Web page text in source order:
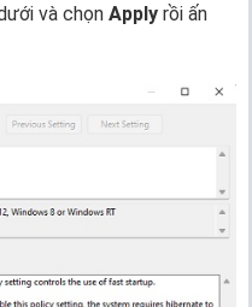
và chọn Apply rồi ấn